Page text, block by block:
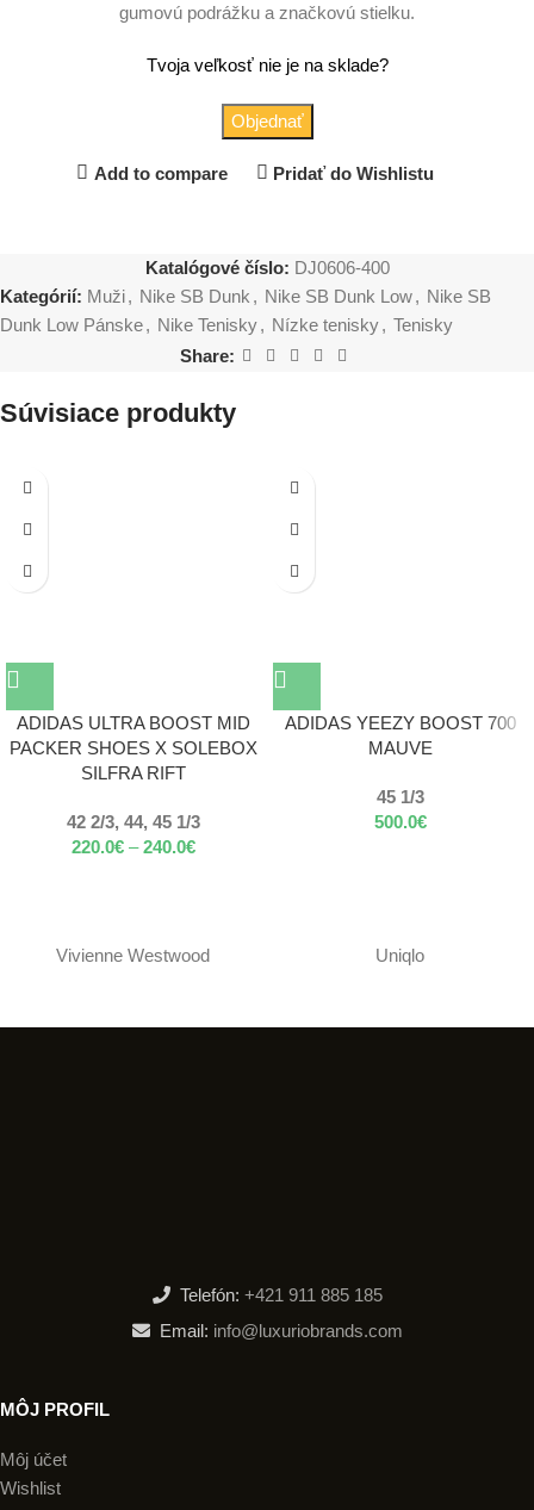
gumovú podrážku a značkovú stielku.
Tvoja veľkosť nie je na sklade?
Objednať
Add to compare Pridať do Wishlistu
Katalógové číslo: DJ0606-400
Kategórií: Muži, Nike SB Dunk , Nike SB Dunk Low, Nike SB
Dunk Low Pánske, Nike Tenisky, Nízke tenisky, Tenisky
Share:
Súvisiace produkty
ADIDAS ULTRA BOOST MID
PACKER SHOES X SOLEBOX
SILFRA RIFT
42 2/3, 44, 45 1/3
220.0€ – 240.0€
ADIDAS YEEZY BOOST 700
MAUVE
45 1/3
500.0€
Vivienne Westwood Uniqlo
Telefón: +421 911 885 185
Email: info@luxuriobrands.com
MÔJ PROFIL
Môj účet
Wishlist